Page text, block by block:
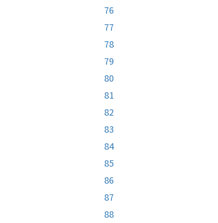
76
77
78
79
80
81
82
83
84
85
86
87
88